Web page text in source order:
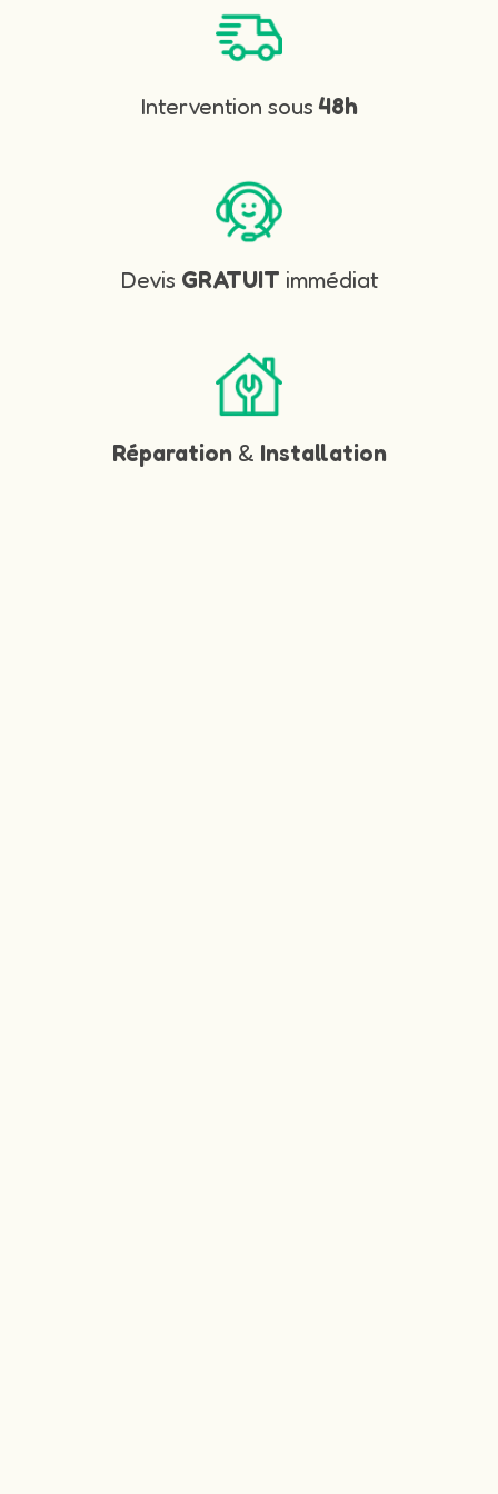
Intervention sous 48h
Devis GRATUIT immédiat
Réparation & Installation